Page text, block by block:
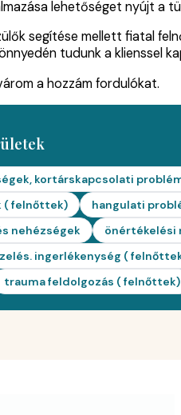
lehetőséget nyújt a
segítése mellett fiatal
tudunk a klienssel
a hozzám fordulókat.
kortárskapcsolati
( felnőttek)
hangulati
nehézségek
önértékelési
ingerlékenység (
trauma feldolgozás ( felnőttek)